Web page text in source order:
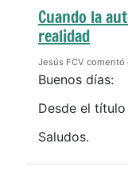
Cuando la
realidad
Jesús FCV
Buenos días:
Desde el
Saludos.